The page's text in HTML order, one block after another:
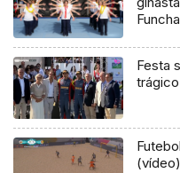
Festa
(vídeo)